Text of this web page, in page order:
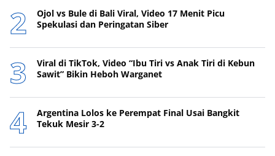
Ojol vs Bule di Bali Viral, Video 17 Menit Picu
Spekulasi dan Peringatan Siber
Viral di TikTok, Video “Ibu Tiri vs Anak Tiri di Kebun
Sawit” Bikin Heboh Warganet
Argentina Lolos ke Perempat Final Usai Bangkit
Tekuk Mesir 3-2